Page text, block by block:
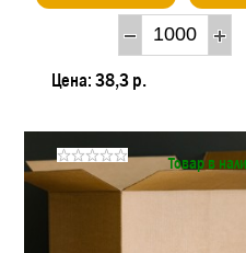
Цена: 38,3 р.
Товар в